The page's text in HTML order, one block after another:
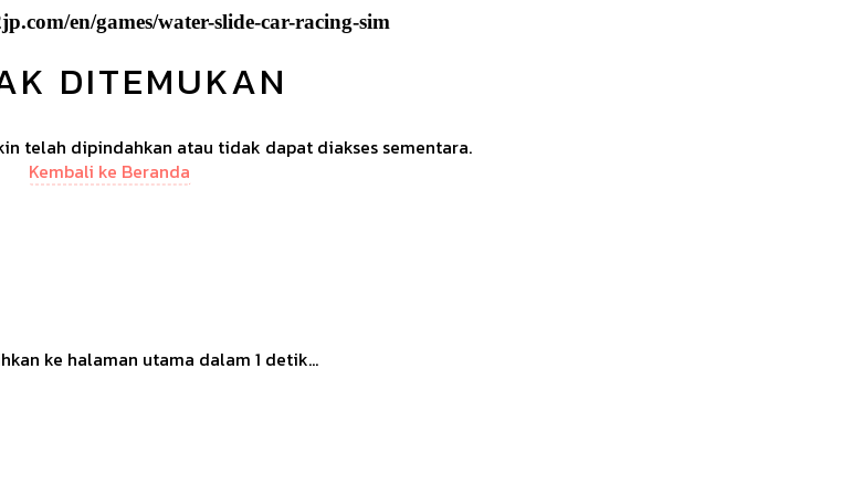
en/games/water-slide-car-racing-sim
DITEMUKAN
telah dipindahkan atau tidak dapat diakses sementara.
Kembali ke Beranda
ke halaman utama dalam 1 detik...